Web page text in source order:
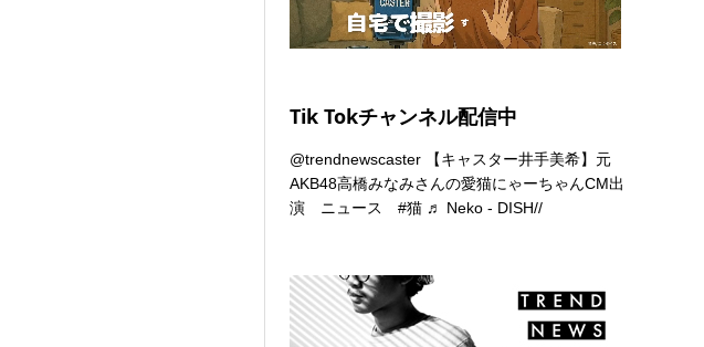
Tik Tokチャンネル配信中
@trendnewscaster 【キャスター井手美希】元
AKB48高橋みなみさんの愛猫にゃーちゃんCM出
演 ニュース#猫 ♬ Neko - DISH//